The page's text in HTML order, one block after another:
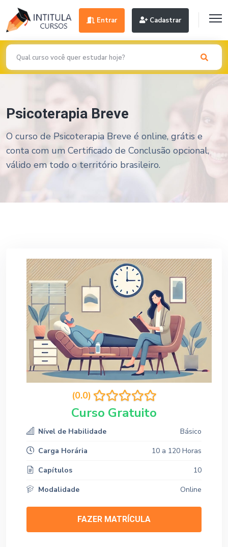
Entrar Cadastrar
Psicoterapia Breve
O curso de Psicoterapia Breve é online, grátis e
conta com um Certificado de Conclusão opcional,
válido em todo o território brasileiro.
(0.0)
Curso Gratuito
Nível de Habilidade
Básico
Carga Horária
10 a 120 Horas
Capítulos
10
Modalidade
Online
FAZER MATRÍCULA